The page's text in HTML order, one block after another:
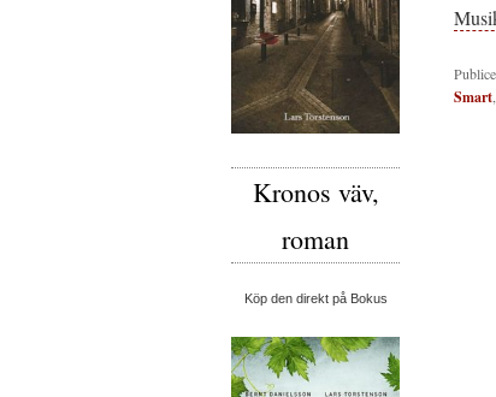
Smart,
Kronos väv,
roman
Köp den direkt på Bokus